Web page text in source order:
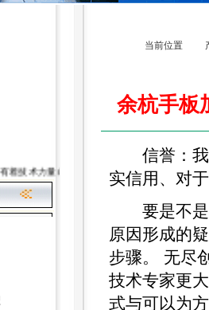
技术力量雄厚的手板加工、手板模型制造等
当前位置
余杭手板
信誉：我
实信用、对
要是不是
原因形成的
步骤。 无尽
技术专家更
式与可以为